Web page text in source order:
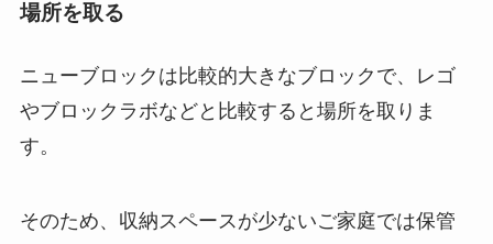
場所を取る
ニューブロックは比較的大きなブロックで、レゴ
やブロックラボなどと比較すると場所を取りま
す。
そのため、収納スペースが少ないご家庭では保管